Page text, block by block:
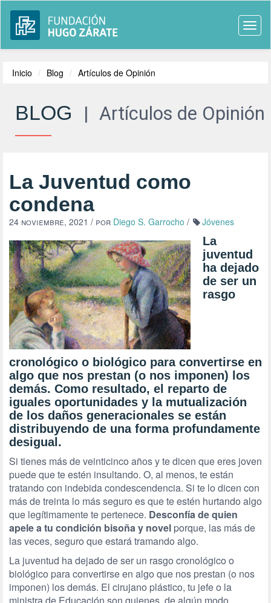
Inicio Blog Artículos de Opinión
BLOG | Artículos de Opinión
La Juventud como
condena
24 noviembre, 2021 / por Diego S. Garrocho / Jóvenes
La
juventud
ha dejado
de ser un
rasgo
cronológico o biológico para convertirse en
algo que nos prestan (o nos imponen) los
demás. Como resultado, el reparto de
iguales oportunidades y la mutualización
de los daños generacionales se están
distribuyendo de una forma profundamente
desigual.
Si tienes más de veinticinco años y te dicen que eres joven
puede que te estén insultando. O, al menos, te están
tratando con indebida condescendencia. Si te lo dicen con
más de treinta lo más seguro es que te estén hurtando algo
que legítimamente te pertenece. Desconfía de quien
apele a tu condición bisoña y novel porque, las más de
las veces, seguro que estará tramando algo.
La juventud ha dejado de ser un rasgo cronológico o
biológico para convertirse en algo que nos prestan (o nos
imponen) los demás. El cirujano plástico, tu jefe o la